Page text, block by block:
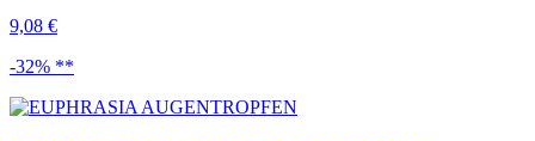
9,08 €
-32% **